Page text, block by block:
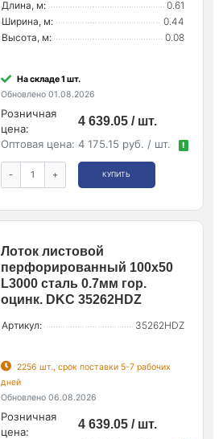
Длина, м:
0.61
Ширина, м:
0.44
Высота, м:
0.08
На складе 1 шт.
Обновлено 01.08.2026
Розничная
цена:
4 639.05 / шт.
Оптовая цена: 4 175.15 руб. / шт. !
- + КУПИТЬ
Лоток листовой
перфорированный 100х50
L3000 сталь 0.7мм гор.
оцинк. DKC 35262HDZ
Артикул: 35262HDZ
2256 шт., срок поставки 5-7 рабочих
дней
Обновлено 06.08.2026
Розничная
цена:
4 639.05 / шт.